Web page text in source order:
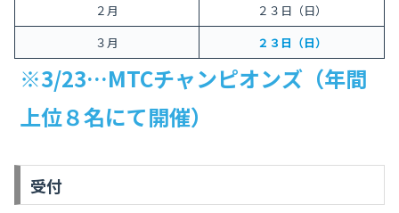
２月
２３日（日）
３月
２３日（日）
※3/23…MTCチャンピオンズ（年間
上位８名にて開催）
受付